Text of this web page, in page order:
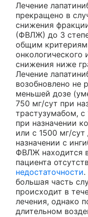
Лечение
прекращено в
снижения
(ФВЛЖ) до 3
общим критериям
снижения ниже
Лечение
возобновлено не
меньшей дозе
750 мг/сут при
трастузумабом,
при назначении
или с 1500 мг/
назначении с
ФВЛЖ находится
пациента
недостаточности
большая часть
происходит в
лечения, однако
длительном